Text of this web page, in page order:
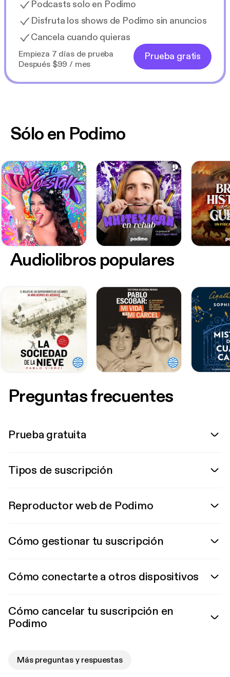
Podcasts solo en Podimo
Disfruta los shows de Podimo sin anuncios
Cancela cuando quieras
Empieza 7 días de prueba
Después $99 / mes
Prueba gratis
Sólo en Podimo
Audiolibros populares
Preguntas frecuentes
Prueba gratuita
Tipos de suscripción
Reproductor web de Podimo
Cómo gestionar tu suscripción
Cómo conectarte a otros dispositivos
Cómo cancelar tu suscripción en
Podimo
Más preguntas y respuestas